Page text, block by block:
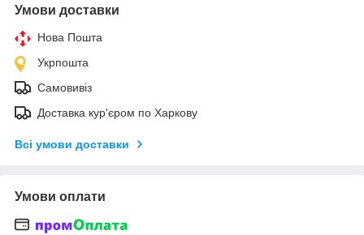
Умови доставки
Нова Пошта
Укрпошта
Самовивіз
Доставка кур'єром по Харкову
Всі умови доставки
Умови оплати